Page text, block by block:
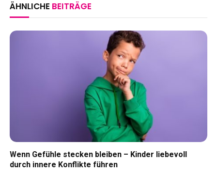
ÄHNLICHE BEITRÄGE
Wenn Gefühle stecken bleiben – Kinder liebevoll
durch innere Konflikte führen